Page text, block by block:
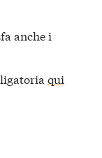
anche i
qui